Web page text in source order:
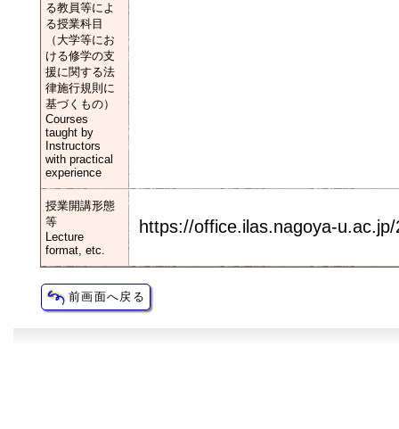
る教員等によ
る授業科目
（大学等にお
ける修学の支
援に関する法
律施行規則に
基づくもの）
Courses
taught by
Instructors
with practical
experience
授業開講形態
等
Lecture
format, etc.
https://office.ilas.nagoya-